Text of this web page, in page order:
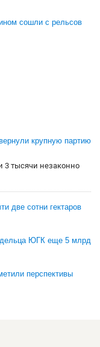
сошли с рельсов
крупную партию
3 тысячи незаконно
две сотни гектаров
ЮГК еще 5 млрд
перспективы